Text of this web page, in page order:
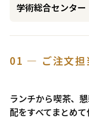
学術総合センター
01 — ご注文担
ランチから喫茶、
配をすべてまとめ